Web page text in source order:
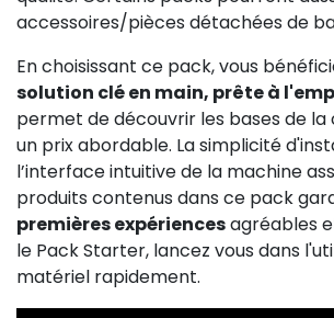
accessoires/pièces détachées de
En choisissant ce pack, vous
solution clé en main, prête à
permet de découvrir les bases de la
un prix abordable. La simplicité
l’interface intuitive de la machine
produits contenus dans ce pack
premières expériencesagréables
le Pack Starter, lancez vous dans
matériel rapidement.